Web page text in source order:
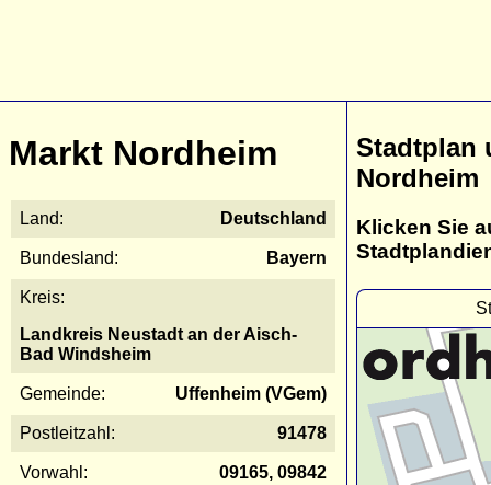
Markt Nordheim
Land: Deutschland
Bundesland: Bayern
Kreis:
Landkreis Neustadt an der Aisch-
Bad Windsheim
Gemeinde: Uffenheim (VGem)
Postleitzahl: 91478
Vorwahl: 09165, 09842
Stadtplan
Nordheim
Klicken Sie